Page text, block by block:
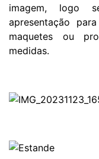
imagem, logo
apresentação
maquetes ou
medidas.